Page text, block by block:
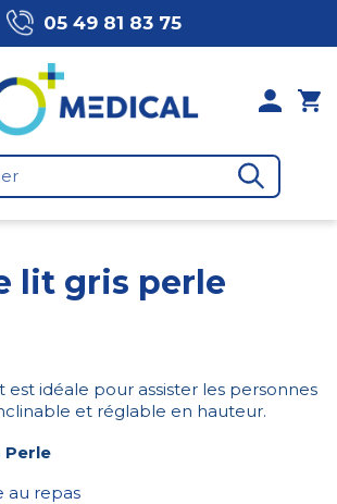
05 49 81 83 75
lit gris perle
idéale pour assister les personnes
et réglable en hauteur.
Perle
au repas